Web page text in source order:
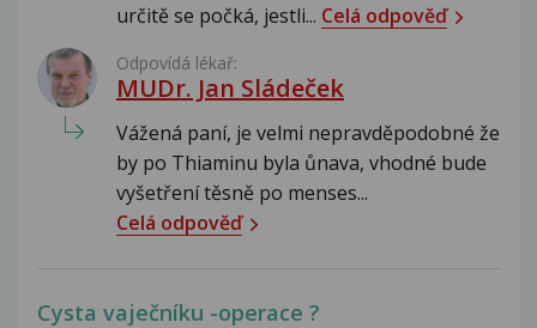
určitě se počká, jestli... Celá odpověď
Odpovídá lékař:
MUDr. Jan Sládeček
Vážená paní, je velmi nepravděpodobné že
by po Thiaminu byla ůnava, vhodné bude
vyšetření těsně po menses...
Celá odpověď
Cysta vaječníku -operace ?